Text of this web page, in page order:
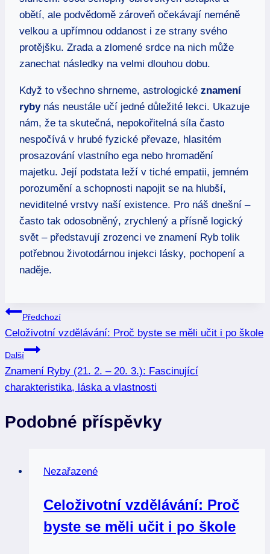
obětí, ale podvědomě zároveň očekávají neméně
velkou a upřímnou oddanost i ze strany svého
protějšku. Zrada a zlomené srdce na nich může
zanechat následky na velmi dlouhou dobu.
Když to všechno shrneme, astrologické znamení
rybynás neustále učí jedné důležité lekci. Ukazuje
nám, že ta skutečná, nepokořitelná síla často
nespočívá v hrubé fyzické převaze, hlasitém
prosazování vlastního ega nebo hromadění
majetku. Její podstata leží v tiché empatii, jemném
porozumění a schopnosti napojit se na hlubší,
neviditelné vrstvy naší existence. Pro náš dnešní –
často tak odosobněný, zrychlený a přísně logický
svět – představují zrozenci ve znamení Ryb tolik
potřebnou životodárnou injekci lásky, pochopení a
naděje.
Navigace
pro
příspěvek
Předchozí
Celoživotní vzdělávání: Proč byste se měli učit i po škole
Další
Znamení Ryby (21. 2. – 20. 3.): Fascinující
charakteristika, láska a vlastnosti
Podobné příspěvky
Nezařazené
Celoživotní vzdělávání: Proč
byste se měli učit i po škole